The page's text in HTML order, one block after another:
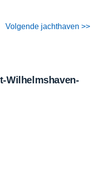
Volgende jachthaven >>
Wilhelmshaven-